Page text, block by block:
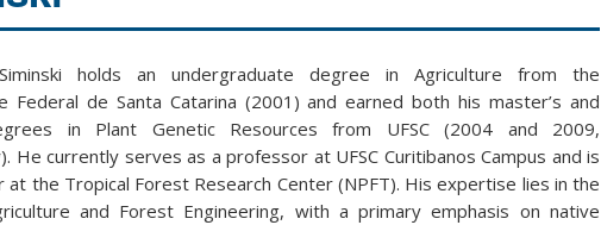
holds an undergraduate degree in Agriculture from the
Federal de Santa Catarina (2001) and earned both his master’s and
in Plant Genetic Resources from UFSC (2004 and 2009,
He currently serves as a professor at UFSC Curitibanos Campus and is
at the Tropical Forest Research Center (NPFT). His expertise lies in the
and Forest Engineering, with a primary emphasis on native